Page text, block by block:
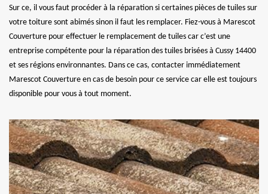
Sur ce, il vous faut procéder à la réparation si certaines pièces de tuiles sur
votre toiture sont abimés sinon il faut les remplacer. Fiez-vous à Marescot
Couverture pour effectuer le remplacement de tuiles car c’est une
entreprise compétente pour la réparation des tuiles brisées à Cussy 14400
et ses régions environnantes. Dans ce cas, contacter immédiatement
Marescot Couverture en cas de besoin pour ce service car elle est toujours
disponible pour vous à tout moment.